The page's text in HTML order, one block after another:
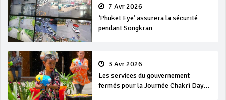
7 Avr 2026
‘Phuket Eye’ assurera la sécurité
pendant Songkran
3 Avr 2026
Les services du gouvernement
fermés pour la Journée Chakri Day